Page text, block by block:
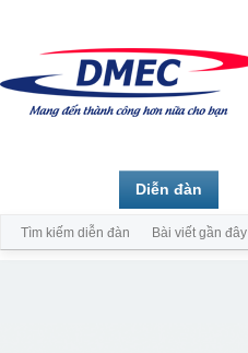
Diễn đàn
Tìm kiếm diễn đàn Bài viết gần đây